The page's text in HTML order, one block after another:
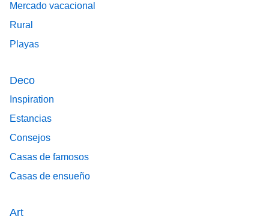
Mercado vacacional
Rural
Playas
Deco
Inspiration
Estancias
Consejos
Casas de famosos
Casas de ensueño
Art